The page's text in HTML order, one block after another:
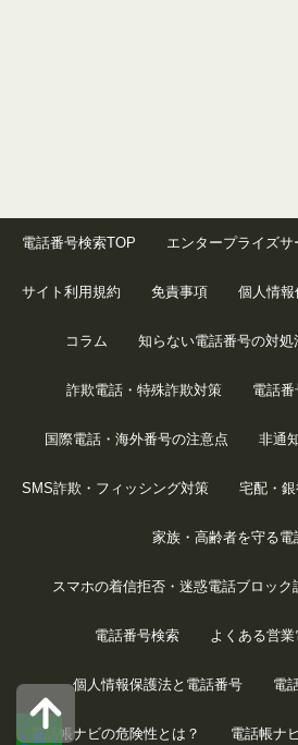
口コミ
を書く
電話番号検索TOP エンタープライズ
サイト利用規約 免責事項 個人情
コラム 知らない電話番号の対処
詐欺電話・特殊詐欺対策 電話
国際電話・海外番号の注意点 非通
SMS詐欺・フィッシング対策 宅配・
家族・高齢者を守る電
スマホの着信拒否・迷惑電話ブロック
電話番号検索 よくある営
個人情報保護法と電話番号 電
電話帳ナビの危険性とは？ 電話帳ナ